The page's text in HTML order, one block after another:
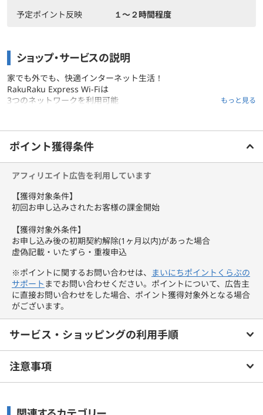
予定ポイント反映
１〜２時間程度
ショップ・サービスの説明
家でも外でも、快適インターネット生活！
RakuRaku Express Wi-Fiは
3つのネットワークを利用可能
スタンダードモードでは、WiMAX2+に加え、au 5Gの一部エリアが
ご利用可能です。
従来よりも、より快適にインターネットがご利用いただけます。
プラスエリアモードを使用された月は、1,100円（税込）のオプシ
ョン料金が発生いたします。
もっと見る
ご利用前に必ずお読みください
ポイント獲得条件
アフィリエイト広告を利用しています
【獲得対象条件】
初回お申し込みされたお客様の課金開始
【獲得対象外条件】
お申し込み後の初期契約解除(1ヶ月以内)があった場合
虚偽記載・いたずら・重複申込
※ポイントに関するお問い合わせは、
まいにちポイントくらぶの
サポート までお問い合わせください。ポイントについて、広告主
に直接お問い合わせをした場合、ポイント獲得対象外となる場合
がございます。
サービス・ショッピングの利用手順
注意事項